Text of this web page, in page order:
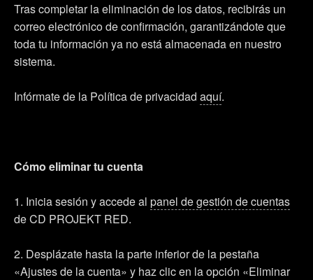
Tras completar la eliminación de los datos, recibirás un
correo electrónico de confirmación, garantizándote que
toda tu información ya no está almacenada en nuestro
sistema.
Infórmate de la Política de privacidad aquí.
Cómo eliminar tu cuenta
1. Inicia sesión y accede al panel de gestión de cuentas
de CD PROJEKT RED.
2. Desplázate hasta la parte inferior de la pestaña
«Ajustes de la cuenta» y haz clic en la opción «Eliminar